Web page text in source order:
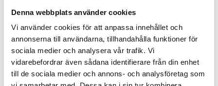
Denna webbplats använder cookies
Vi använder cookies för att anpassa innehållet och
annonserna till användarna, tillhandahålla funktioner för
sociala medier och analysera vår trafik. Vi
vidarebefordrar även sådana identifierare från din enhet
till de sociala medier och annons- och analysföretag som
4 juni 2026
Polisregionen erkänner fel: ”Kommer
att rättas till”